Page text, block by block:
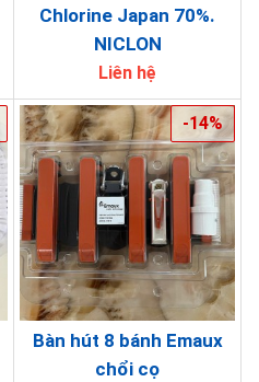
Chlorine Japan 70%.
NICLON
Liên hệ
Bàn hút 8 bánh Emaux
chổi cọ
-14%